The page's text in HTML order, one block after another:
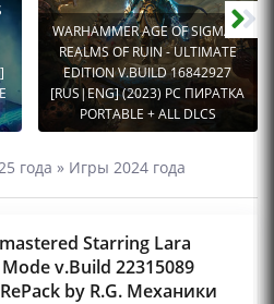
WARHAMMER AGE OF SIGMAR:
REALMS OF RUIN - ULTIMATE
EDITION V.BUILD 16842927
[RUS|ENG] (2023) PC ПИРАТКА
PORTABLE + ALL DLCS
года » Игры 2024 года
Starring Lara
v.Build 22315089
by R.G. Механики